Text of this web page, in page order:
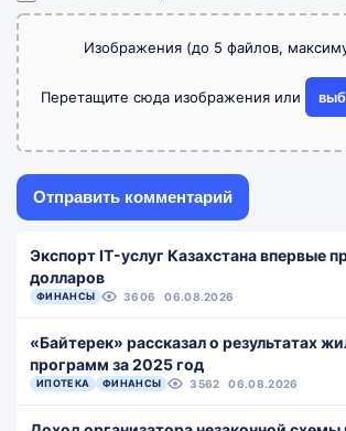
Изображения (до 5 файлов,
Перетащите сюда изображения или
Экспорт IT-услуг Казахстана впервые
долларов
ФИНАНСЫ 3606 06.08.2026
«Байтерек» рассказал о результатах
программ за 2025 год
ИПОТЕКА ФИНАНСЫ 3562 06.08.2026